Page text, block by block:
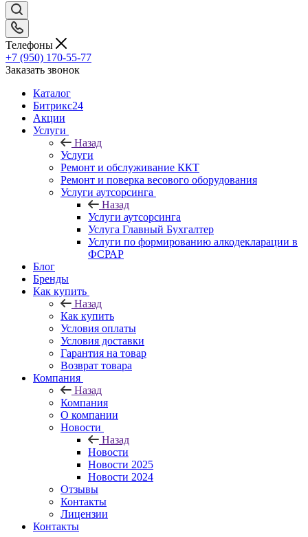
Телефоны
+7 (950) 170-55-77
Заказать звонок
Каталог
Битрикс24
Акции
Услуги
Назад
Услуги
Ремонт и обслуживание ККТ
Ремонт и поверка весового оборудования
Услуги аутсорсинга
Назад
Услуги аутсорсинга
Услуга Главный Бухгалтер
Услуги по формированию алкодекларации в
ФСРАР
Блог
Бренды
Как купить
Назад
Как купить
Условия оплаты
Условия доставки
Гарантия на товар
Возврат товара
Компания
Назад
Компания
О компании
Новости
Назад
Новости
Новости 2025
Новости 2024
Отзывы
Контакты
Лицензии
Контакты